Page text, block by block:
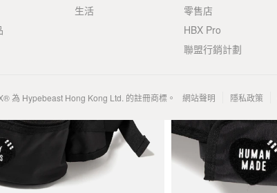
生活
零售店
HBX Pro
聯盟行銷計劃
為 Hypebeast Hong Kong Ltd. 的註冊商標。 網站聲明 隱私政策